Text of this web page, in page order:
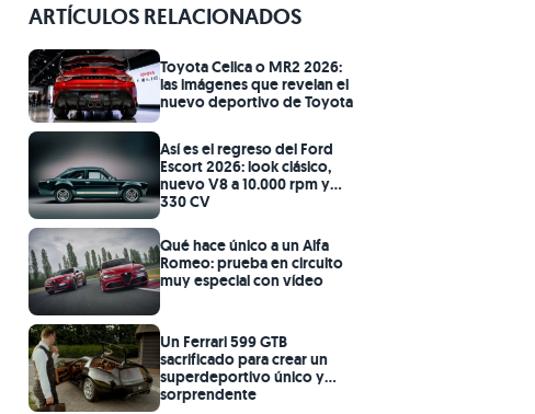
ARTÍCULOS RELACIONADOS
Toyota Celica o MR2 2026:
las imágenes que revelan el
nuevo deportivo de Toyota
Así es el regreso del Ford
Escort 2026: look clásico,
nuevo V8 a 10.000 rpm y
330 CV
Qué hace único a un Alfa
Romeo: prueba en circuito
muy especial con vídeo
Un Ferrari 599 GTB
sacrificado para crear un
superdeportivo único y
sorprendente